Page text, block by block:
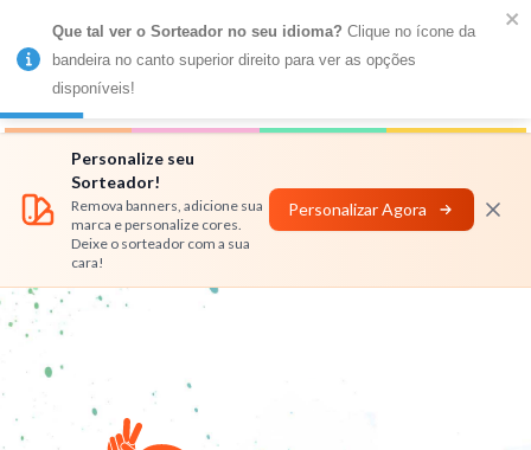
MENU
Números
Personalize seu
Sorteador!
Remova banners, adicione sua
marca e personalize cores.
Deixe o sorteador com a sua
cara!
Personalizar Agora
Que tal ver o Sorteador no seu idioma? Clique no ícone da
bandeira no canto superior direito para ver as opções
disponíveis!